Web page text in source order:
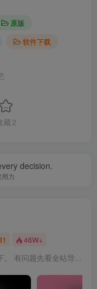
原版
软件下载
藏 2
decision.
力
46W+
这个家伙很方，什么都没留下。 有问题先看全站导航页，解决不了再@我！